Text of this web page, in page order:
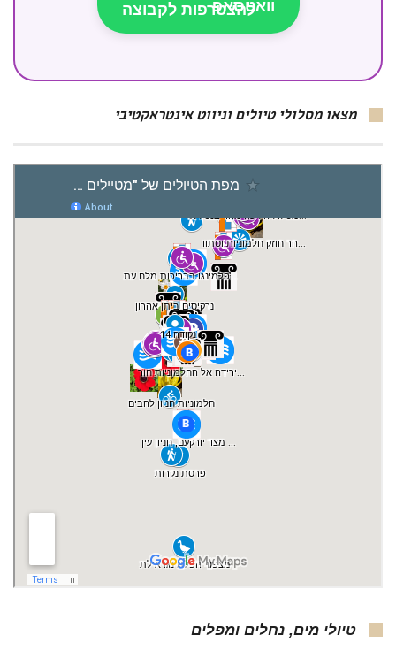
להצטרפות לקבוצה
מצאו מסלולי טיולים וניווט אינטראקטיבי
טיולי מים, נחלים ומפלים